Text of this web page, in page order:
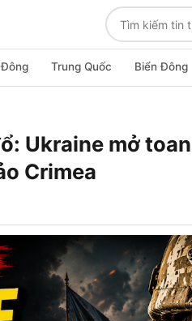
Trung Quốc Biển Đông
Ukraine mở
Crimea